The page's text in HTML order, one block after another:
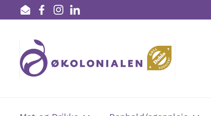
Hopp over til innhold
EmailFacebook
Instagram
LinkedIn